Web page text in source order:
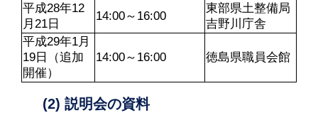
平成28年12
月21日
14:00～16:00
東部県土整備局
吉野川庁舎
平成29年1月
19日（追加
開催）
14:00～16:00 徳島県職員会館
(2) 説明会の資料